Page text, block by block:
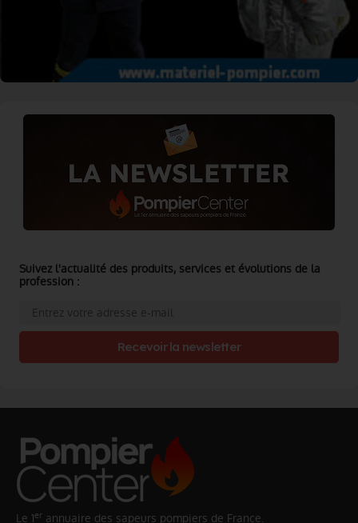
Suivez l'actualité des produits, services et évolutions de la
profession :
Recevoir la newsletter
Le 1er annuaire des sapeurs pompiers de France.